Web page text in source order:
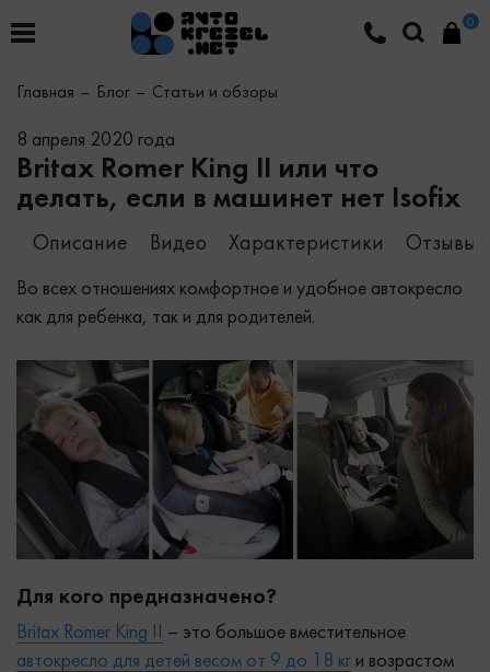
0
Главная Блог Статьи и обзоры
8 апреля 2020 года
Britax Romer King II или что
делать, если в машинет нет Isofix
Описание Видео Характеристики Отзывы
Во всех отношениях комфортное и удобное автокресло
как для ребенка, так и для родителей.
Для кого предназначено?
Britax Romer King II
– это большое вместительное
автокресло для детей весом от 9 до 18 кг и возрастом